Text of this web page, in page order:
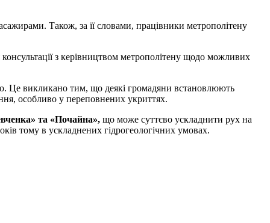
Також, за її словами, працівники метрополітену
з керівництвом метрополітену щодо можливих
Це викликано тим, що деякі громадяни встановлюють
особливо у переповнених укриттях.
та «Почайна», що може суттєво ускладнити рух на
тому в ускладнених гідрогеологічних умовах.